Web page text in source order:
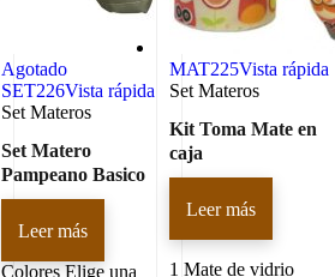
Agotado
SET226Vista rápida
Set Materos
Set Matero
Pampeano Basico
Leer más
ColoresElige una
MAT225Vista rápida
Set Materos
Kit Toma Mate en
caja
Leer más
1 Mate de vidrio